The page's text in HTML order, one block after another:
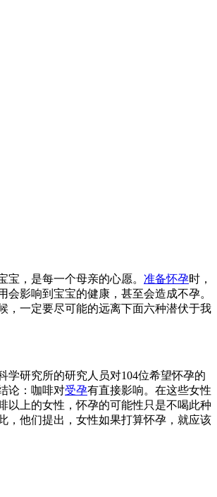
宝，是每一个母亲的心愿。 准备怀孕时，
会影响到宝宝的健康，甚至会造成不孕。
，一定要尽可能的远离下面六种潜伏于我
学研究所的研究人员对104位希望怀孕的
论：咖啡对受孕有直接影响。在这些女性
以上的女性，怀孕的可能性只是不喝此种
，他们提出，女性如果打算怀孕，就应该